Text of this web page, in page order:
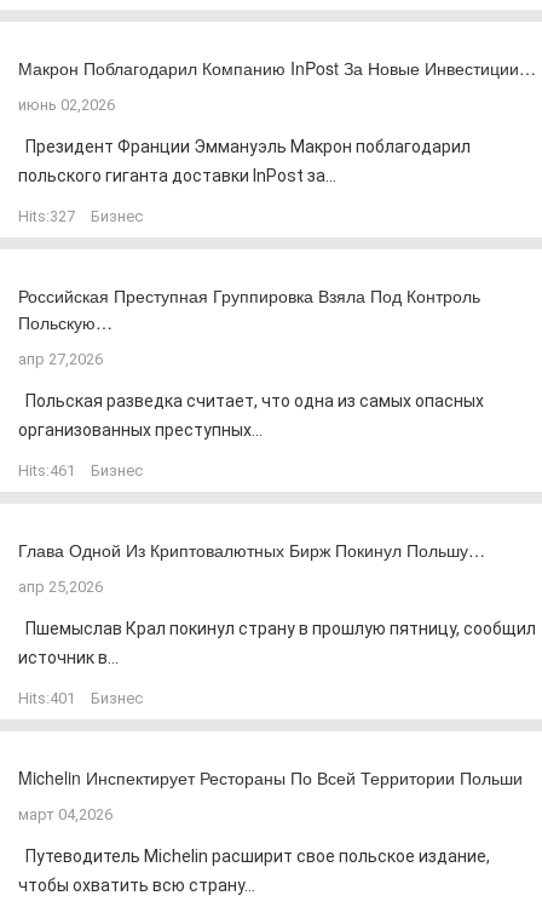
Макрон Поблагодарил Компанию InPost За Новые Инвестиции…
июнь 02,2026
Президент Франции Эммануэль Макрон поблагодарил
польского гиганта доставки InPost за...
Hits:327 Бизнес
Российская Преступная Группировка Взяла Под Контроль
Польскую…
апр 27,2026
Польская разведка считает, что одна из самых опасных
организованных преступных...
Hits:461 Бизнес
Глава Одной Из Криптовалютных Бирж Покинул Польшу…
апр 25,2026
Пшемыслав Крал покинул страну в прошлую пятницу, сообщил
источник в...
Hits:401 Бизнес
Michelin Инспектирует Рестораны По Всей Территории Польши
март 04,2026
Путеводитель Michelin расширит свое польское издание,
чтобы охватить всю страну...